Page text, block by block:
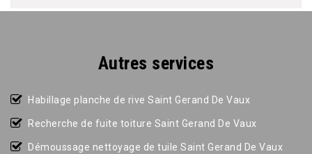
Autres services
Habillage planche de rive Saint Gerand De Vaux
Recherche de fuite toiture Saint Gerand De Vaux
Démoussage nettoyage de tuile Saint Gerand De Vaux